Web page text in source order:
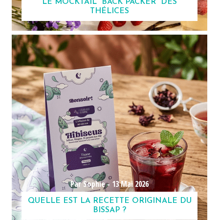
LE MOCKTAIL “BACK PACKER” DES
THÉLICES
Par Sophie -13 Mai 2026
QUELLE EST LA RECETTE ORIGINALE DU
BISSAP ?